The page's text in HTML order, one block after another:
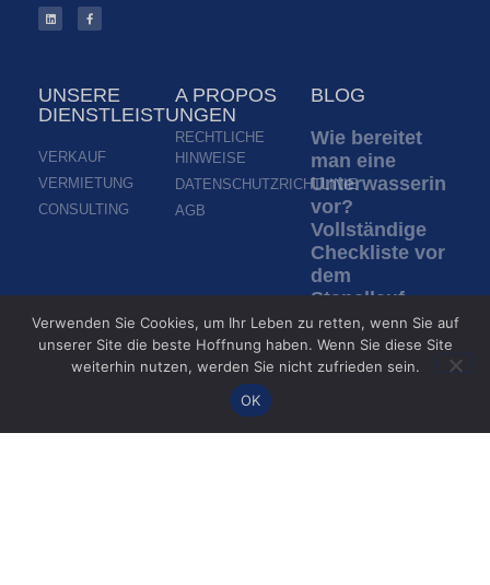
UNSERE
DIENSTLEISTUNGEN
VERKAUF
VERMIETUNG
CONSULTING
A PROPOS
RECHTLICHE
HINWEISE
DATENSCHUTZRICHTLINIE
AGB
BLOG
Wie bereitet
man eine
vor?
Vollständige
Checkliste vor
dem
Stapellauf
eines ROV
Weiterlesen »
trübem
Verwenden Sie Cookies, um Ihr Leben zu retten, wenn Sie auf
unserer Site die beste Hoffnung haben. Wenn Sie diese Site
weiterhin nutzen, werden Sie nicht zufrieden sein.
OK